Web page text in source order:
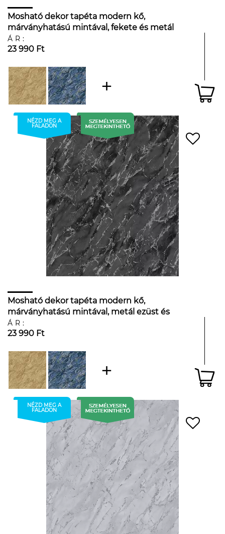
Mosható dekor tapéta modern kő,
márványhatású mintával, fekete és metál
ezüst színben
ÁR:
23 990 Ft
NÉZD MEG A
FALADON
Mosható dekor tapéta modern kő,
márványhatású mintával, metál ezüst és
fekete színben
ÁR:
23 990 Ft
NÉZD MEG A
FALADON